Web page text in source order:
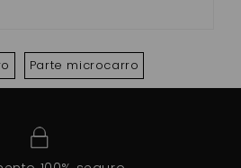
Parte microcarro